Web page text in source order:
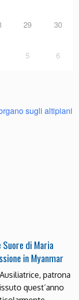
29 30
5 6
sugli altipiani
di Maria
in Myanmar
patrona
quest’anno